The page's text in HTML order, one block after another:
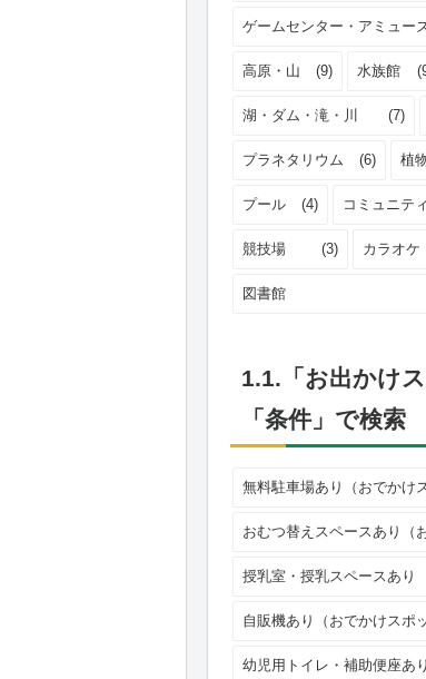
ゲームセンター・アミュー
高原・山 (9) 水族館
湖・ダム・滝・川 (7)
プラネタリウム (6) 植
プール (4) コミュニテ
競技場 (3) カラオケ
図書館
1.1.「お出かけ
「条件」で検索
無料駐車場あり（おでかけ
おむつ替えスペースあり（
授乳室・授乳スペースあり
自販機あり（おでかけスポ
幼児用トイレ・補助便座あ